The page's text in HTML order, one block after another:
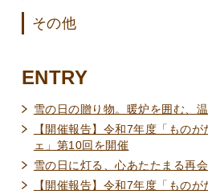
その他
ENTRY
雪の日の贈り物。暖炉を囲む、温
【開催報告】令和7年度「もの
ェ」第10回を開催
雪の日に灯る、心あたたまる再
【開催報告】令和7年度「もの